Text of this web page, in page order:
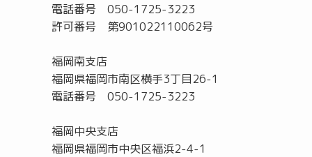
電話番号 050-1725-3223
許可番号 第901022110062号
福岡南支店
福岡県福岡市南区横手3丁目26-1
電話番号 050-1725-3223
福岡中央支店
福岡県福岡市中央区福浜2-4-1